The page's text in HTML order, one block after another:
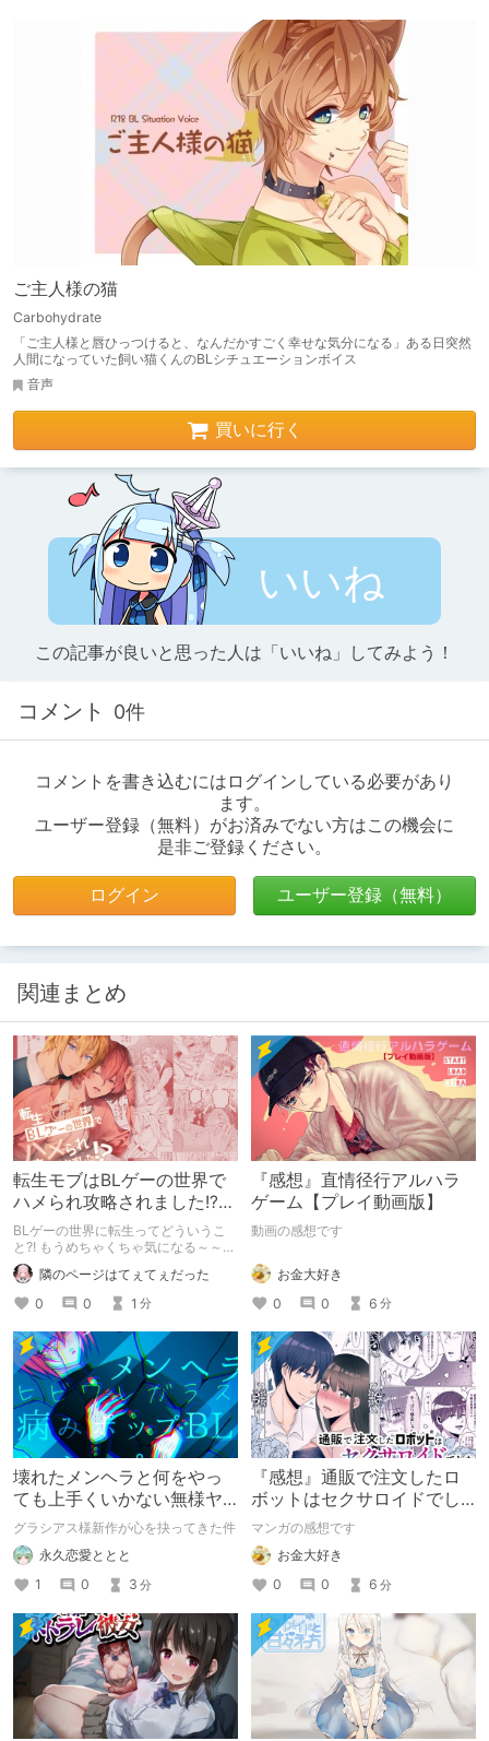
ご主人様の猫
Carbohydrate
「ご主人様と唇ひっつけると、なんだかすごく幸せな気分になる」ある日突然
人間になっていた飼い猫くんのBLシチュエーションボイス
音声
買いに行く
いいね
この記事が良いと思った人は「いいね」してみよう！
コメント 0件
コメントを書き込むにはログインしている必要があり
ます。
ユーザー登録（無料）がお済みでない方はこの機会に
是非ご登録ください。
ログイン ユーザー登録（無料）
関連まとめ
転生モブはBLゲーの世界で
ハメられ攻略されました!?な
にこのタイトル?!
BLゲーの世界に転生ってどういうこ
と?! もうめちゃくちゃ気になる～～～
って読んでみたら、あらまぁ素晴らし
い作品♡ ぜひともヲタ女はチェック
してほしい！！
隣のページはてぇてぇだった
0
0 1 分
『感想』直情径行アルハラ
ゲーム【プレイ動画版】
動画の感想です
お金大好き
0
0 6 分
壊れたメンヘラと何をやっ
ても上手くいかない無様ヤ
ンデレ
グラシアス様新作が心を抉ってきた件
永久恋愛ととと
1
0 3 分
『感想』通販で注文したロ
ボットはセクサロイドでし
た～そんなに優しく犯さな
いで～
マンガの感想です
お金大好き
0
0 6 分